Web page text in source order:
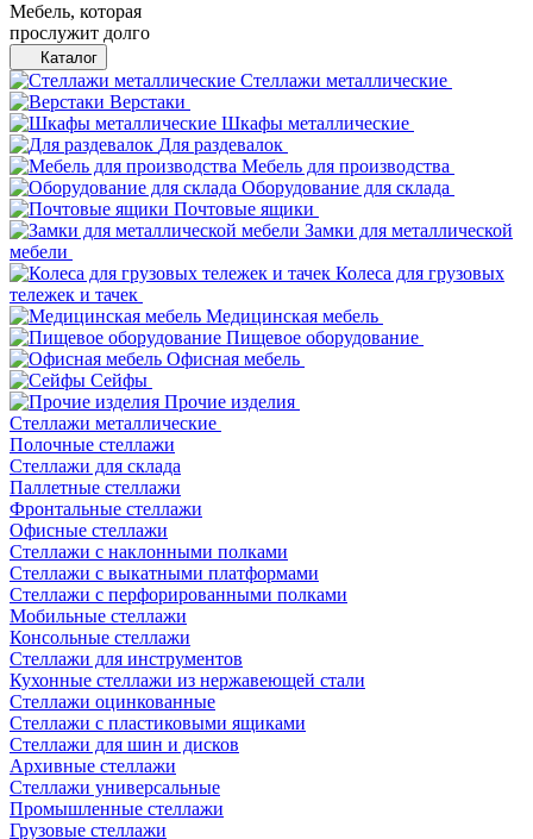
Мебель, которая
прослужит долго
Каталог
Стеллажи металлические
Верстаки
Шкафы металлические
Для раздевалок
Мебель для производства
Оборудование для склада
Почтовые ящики
Замки для металлической
мебели
Колеса для грузовых
тележек и тачек
Медицинская мебель
Пищевое оборудование
Офисная мебель
Сейфы
Прочие изделия
Стеллажи металлические
Полочные стеллажи
Стеллажи для склада
Паллетные стеллажи
Фронтальные стеллажи
Офисные стеллажи
Стеллажи с наклонными полками
Стеллажи с выкатными платформами
Стеллажи с перфорированными полками
Мобильные стеллажи
Консольные стеллажи
Стеллажи для инструментов
Кухонные стеллажи из нержавеющей стали
Стеллажи оцинкованные
Стеллажи с пластиковыми ящиками
Стеллажи для шин и дисков
Архивные стеллажи
Стеллажи универсальные
Промышленные стеллажи
Грузовые стеллажи